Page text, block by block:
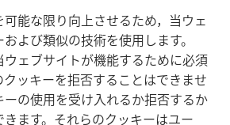
能な限り向上させるため，当ウェ
よび類似の技術を使用します。
ェブサイトが機能するために必須
ッキーを拒否することはできませ
の使用を受け入れるか拒否するか
ます。それらのクッキーはユー
ン・ライブラリー